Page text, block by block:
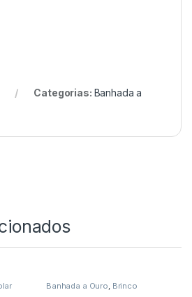
Categorias: Banhada a
Banhada a Ouro, Brinco